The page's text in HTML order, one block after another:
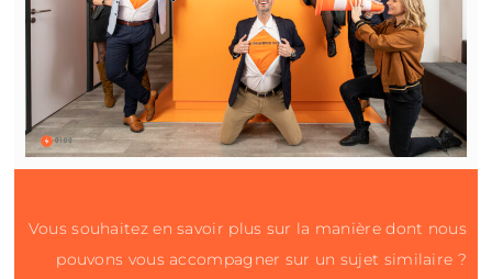
Vous souhaitez en savoir plus sur la manière dont nous
pouvons vous accompagner sur un sujet similaire ?